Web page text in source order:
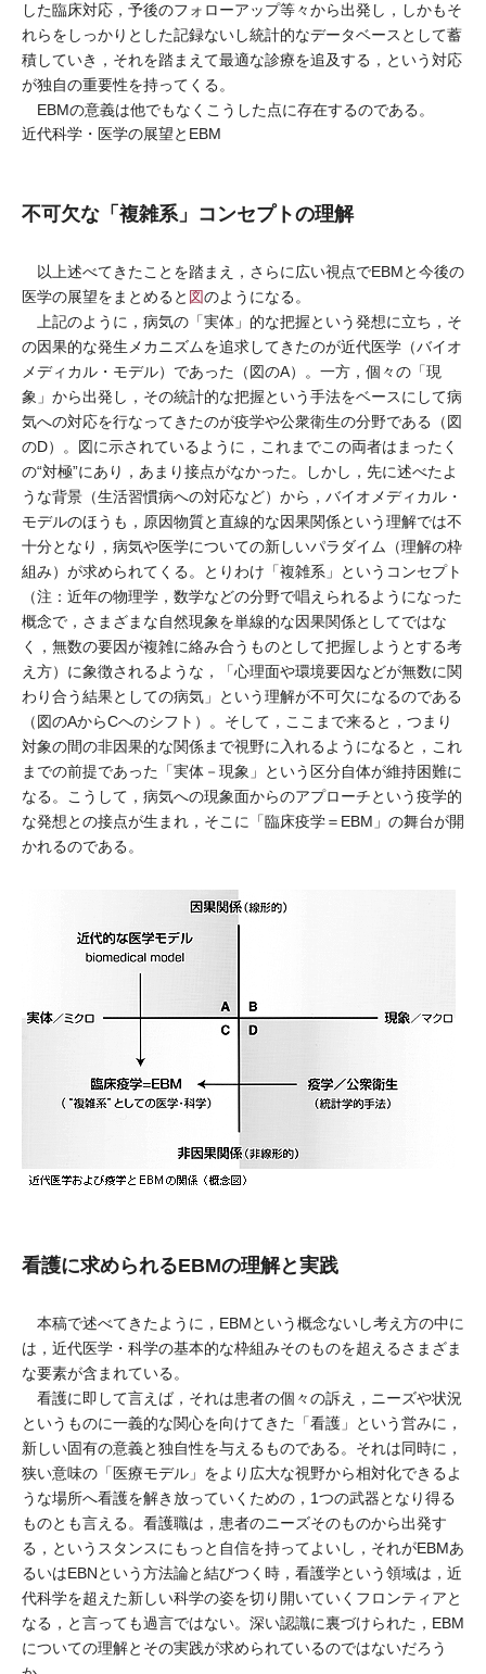
した臨床対応，予後のフォローアップ等々から出発し，しかもそ
れらをしっかりとした記録ないし統計的なデータベースとして蓄
積していき，それを踏まえて最適な診療を追及する，という対応
が独自の重要性を持ってくる。
EBMの意義は他でもなくこうした点に存在するのである。
近代科学・医学の展望とEBM
不可欠な「複雑系」コンセプトの理解
以上述べてきたことを踏まえ，さらに広い視点でEBMと今後の
医学の展望をまとめると 図のようになる。
上記のように，病気の「実体」的な把握という発想に立ち，そ
の因果的な発生メカニズムを追求してきたのが近代医学（バイオ
メディカル・モデル）であった（図のA）。一方，個々の「現
象」から出発し，その統計的な把握という手法をベースにして病
気への対応を行なってきたのが疫学や公衆衛生の分野である（図
のD）。図に示されているように，これまでこの両者はまったく
の“対極”にあり，あまり接点がなかった。しかし，先に述べたよ
うな背景（生活習慣病への対応など）から，バイオメディカル・
モデルのほうも，原因物質と直線的な因果関係という理解では不
十分となり，病気や医学についての新しいパラダイム（理解の枠
組み）が求められてくる。とりわけ「複雑系」というコンセプト
（注：近年の物理学，数学などの分野で唱えられるようになった
概念で，さまざまな自然現象を単線的な因果関係としてではな
く，無数の要因が複雑に絡み合うものとして把握しようとする考
え方）に象徴されるような，「心理面や環境要因などが無数に関
わり合う結果としての病気」という理解が不可欠になるのである
（図のAからCへのシフト）。そして，ここまで来ると，つまり
対象の間の非因果的な関係まで視野に入れるようになると，これ
までの前提であった「実体－現象」という区分自体が維持困難に
なる。こうして，病気への現象面からのアプローチという疫学的
な発想との接点が生まれ，そこに「臨床疫学＝EBM」の舞台が開
かれるのである。
看護に求められるEBMの理解と実践
本稿で述べてきたように，EBMという概念ないし考え方の中に
は，近代医学・科学の基本的な枠組みそのものを超えるさまざま
な要素が含まれている。
看護に即して言えば，それは患者の個々の訴え，ニーズや状況
というものに一義的な関心を向けてきた「看護」という営みに，
新しい固有の意義と独自性を与えるものである。それは同時に，
狭い意味の「医療モデル」をより広大な視野から相対化できるよ
うな場所へ看護を解き放っていくための，1つの武器となり得る
ものとも言える。看護職は，患者のニーズそのものから出発す
る，というスタンスにもっと自信を持ってよいし，それがEBMあ
るいはEBNという方法論と結びつく時，看護学という領域は，近
代科学を超えた新しい科学の姿を切り開いていくフロンティアと
なる，と言っても過言ではない。深い認識に裏づけられた，EBM
についての理解とその実践が求められているのではないだろう